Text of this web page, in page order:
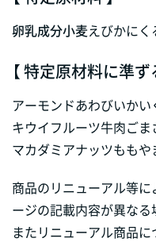
卵乳成分小麦えびかにく
【 特定原材料に準ず
アーモンドあわびいかい
キウイフルーツ牛肉ごま
マカダミアナッツももや
商品のリニューアル等に
ージの記載内容が異なる
またリニューアル商品